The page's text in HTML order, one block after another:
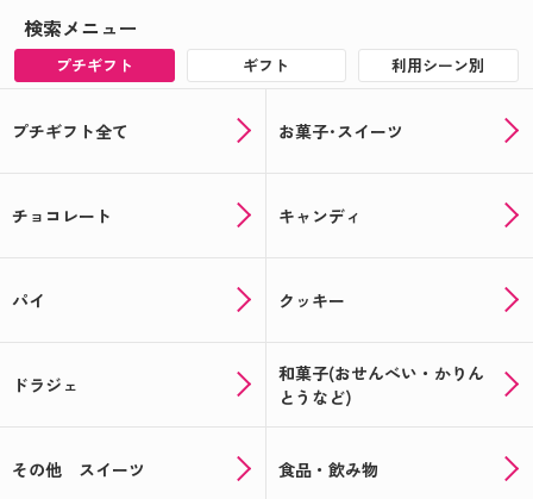
検索メニュー
プチギフト ギフト 利用シーン別
プチギフト全て お菓子･スイーツ
チョコレート キャンディ
パイ クッキー
ドラジェ
和菓子(おせんべい・かりん
とうなど)
その他 スイーツ 食品・飲み物